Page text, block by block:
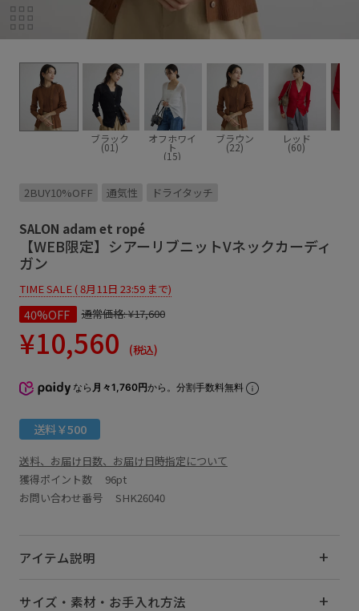
ブラック
(01)
オフホワイ
ト
(15)
ブラウン
(22)
レッド
(60)
2BUY10%OFF 通気性 ドライタッチ
SALON adam et ropé
【WEB限定】シアーリブニットVネックカーディ
ガン
TIME SALE ( 8月11日 23:59 まで)
40%OFF 通常価格:¥17,600
¥10,560 (税込)
なら 月々1,760円から。分割手数料無料
送料￥500
送料、お届け日数、お届け日時指定について
獲得ポイント数 96pt
お問い合わせ番号 SHK26040
アイテム説明
サイズ・素材・お手入れ方法